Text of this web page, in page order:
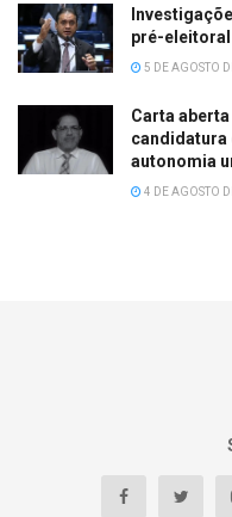
pré-eleitoral
5 DE AGOSTO
Carta
candidatura
autonomia
4 DE AGOSTO